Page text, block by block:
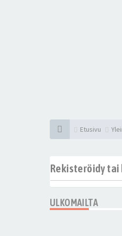
Etusivu
Rekisteröidy
ULKOMAILTA